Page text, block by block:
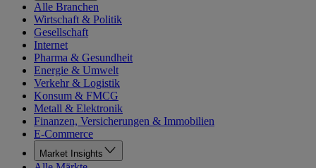
Alle Branchen
Wirtschaft & Politik
Gesellschaft
Internet
Pharma & Gesundheit
Energie & Umwelt
Verkehr & Logistik
Konsum & FMCG
Metall & Elektronik
Finanzen, Versicherungen & Immobilien
E-Commerce
Market Insights